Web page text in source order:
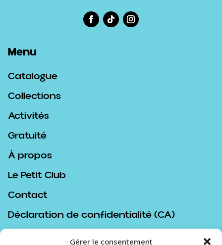
Gérer le consentement
Menu
Catalogue
Collections
Activités
Gratuité
À propos
Le Petit Club
Contact
Déclaration de confidentialité (CA)